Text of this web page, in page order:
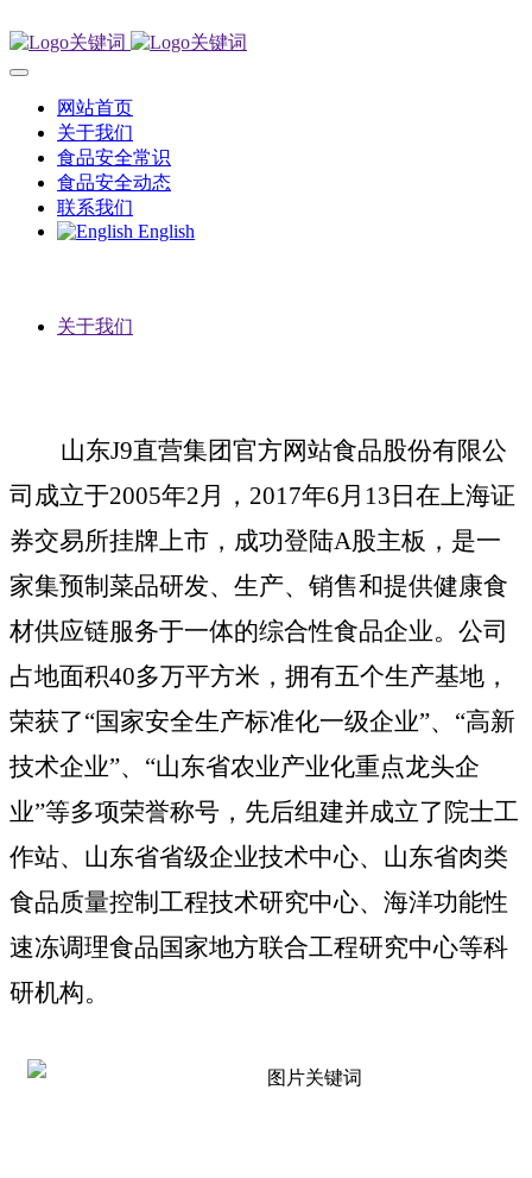
网站首页
关于我们
食品安全常识
食品安全动态
联系我们
English
关于我们
山东J9直营集团官方网站食品股份有限公
司成立于2005年2月，2017年6月13日在上海证
券交易所挂牌上市，成功登陆A股主板，是一
家集预制菜品研发、生产、销售和提供健康食
材供应链服务于一体的综合性食品企业。公司
占地面积40多万平方米，拥有五个生产基地，
荣获了“国家安全生产标准化一级企业”、“高新
技术企业”、“山东省农业产业化重点龙头企
业”等多项荣誉称号 ， 先后组建并成立了院士工
作站、山东省省级企业技术中心、山东省肉类
食品质量控制工程技术研究中心、海洋功能性
速冻调理食品国家地方联合工程研究中心等科
研机构。